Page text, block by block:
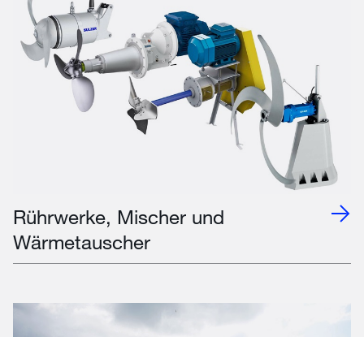
Rührwerke, Mischer und
Wärmetauscher